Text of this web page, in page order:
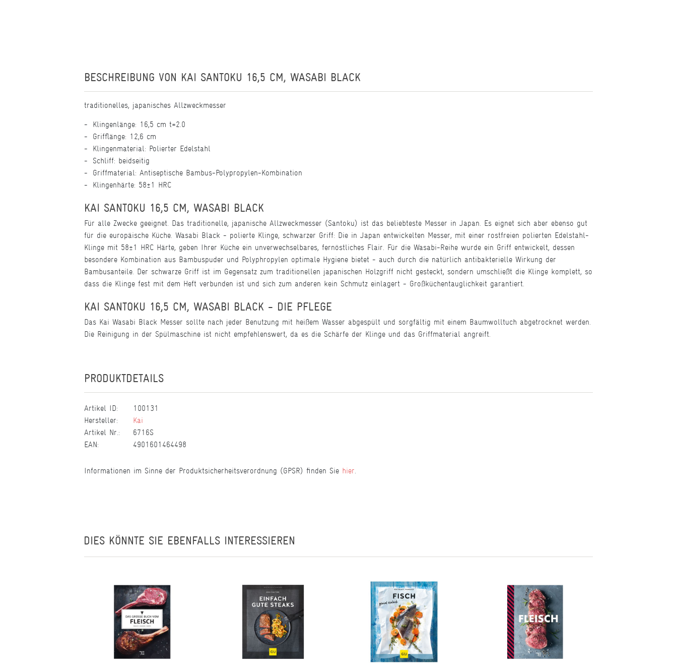
BESCHREIBUNG VON KAI SANTOKU 16,5 CM, WASABI BLACK
traditionelles, japanisches Allzweckmesser
Klingenlänge: 16,5 cm t=2.0
Grifflänge: 12,6 cm
Klingenmaterial: Polierter Edelstahl
Schliff: beidseitig
Griffmaterial: Antiseptische Bambus-Polypropylen-Kombination
Klingenhärte: 58±1 HRC
KAI SANTOKU 16,5 CM, WASABI BLACK
Für alle Zwecke geeignet. Das traditionelle, japanische Allzweckmesser (Santoku) ist das beliebteste Messer in Japan. Es eignet sich aber ebenso gut
für die europäische Küche. Wasabi Black - polierte Klinge, schwarzer Griff: Die in Japan entwickelten Messer, mit einer rostfreien polierten Edelstahl-
Klinge mit 58±1 HRC Härte, geben Ihrer Küche ein unverwechselbares, fernöstliches Flair. Für die Wasabi-Reihe wurde ein Griff entwickelt, dessen
besondere Kombination aus Bambuspuder und Polyphropylen optimale Hygiene bietet - auch durch die natürlich antibakterielle Wirkung der
Bambusanteile. Der schwarze Griff ist im Gegensatz zum traditionellen japanischen Holzgriff nicht gesteckt, sondern umschließt die Klinge komplett, so
dass die Klinge fest mit dem Heft verbunden ist und sich zum anderen kein Schmutz einlagert - Großküchentauglichkeit garantiert.
KAI SANTOKU 16,5 CM, WASABI BLACK - DIE PFLEGE
Das Kai Wasabi Black Messer sollte nach jeder Benutzung mit heißem Wasser abgespült und sorgfältig mit einem Baumwolltuch abgetrocknet werden.
Die Reinigung in der Spülmaschine ist nicht empfehlenswert, da es die Schärfe der Klinge und das Griffmaterial angreift.
PRODUKTDETAILS
Artikel ID:
100131
Hersteller:
Kai
Artikel Nr.:
6716S
EAN:
4901601464498
Informationen im Sinne der Produktsicherheitsverordnung (GPSR) finden Sie hier.
DIES KÖNNTE SIE EBENFALLS INTERESSIEREN